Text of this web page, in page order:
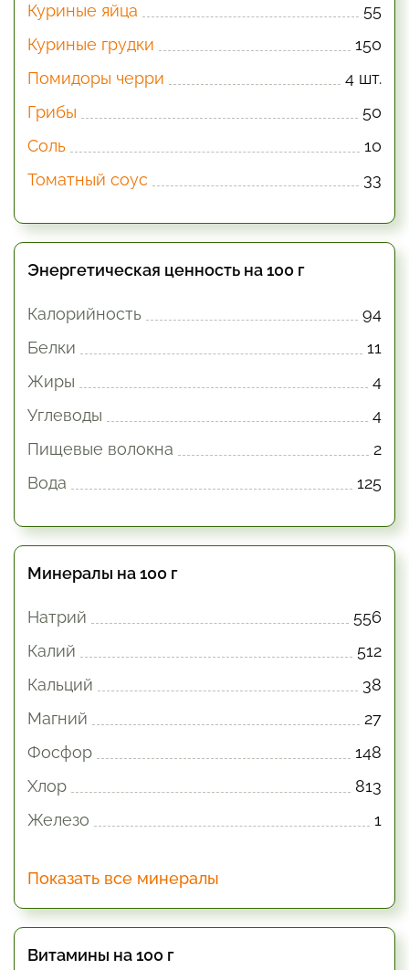
Куриные яйца
55
Куриные грудки
150
Помидоры черри
4 шт.
Грибы
50
Соль
10
Томатный соус
33
Энергетическая ценность на 100 г
Калорийность
94
Белки
11
Жиры
4
Углеводы
4
Пищевые волокна
2
Вода
125
Минералы на 100 г
Натрий
556
Калий
512
Кальций
38
Магний
27
Фосфор
148
Хлор
813
Железо
1
Показать все минералы
Витамины на 100 г